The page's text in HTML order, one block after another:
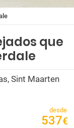
que
Sint Maarten
desde
537€